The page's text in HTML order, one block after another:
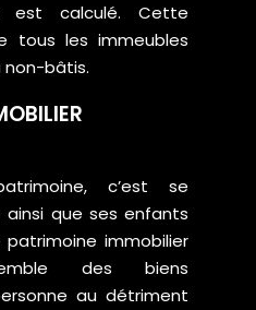
est calculé. Cette
tous les immeubles
non-bâtis.
c’est se
que ses enfants
immobilier
des biens
au détriment